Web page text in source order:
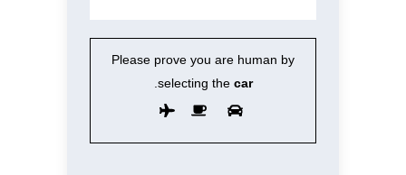
Please prove you are human by
selecting thecar